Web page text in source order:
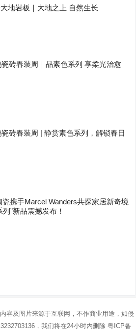
地岩板｜大地之上 自然生长
瓷砖春装周｜品素色系列 享柔光治愈
瓷砖春装周 | 静赏素色系列，解锁春日
瓷携手Marcel Wanders共探家居新奇境
列”新品震撼发布！
容及图片来源于互联网，不作商业用途，如侵
，我们将在24小时内删除粤ICP备